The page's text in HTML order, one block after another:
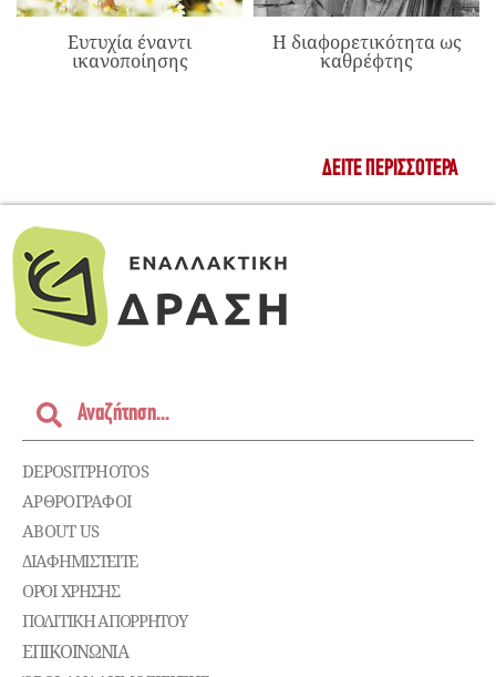
Ευτυχία έναντι
ικανοποίησης
Η διαφορετικότητα ως
καθρέφτης
ΔΕΊΤΕ ΠΕΡΙΣΣΌΤΕΡΑ
DEPOSITPHOTOS
ΑΡΘΡΟΓΡΑΦΟΙ
ABOUT US
ΔΙΑΦΗΜΙΣΤΕΊΤΕ
ΌΡΟΙ ΧΡΉΣΗΣ
ΠΟΛΙΤΙΚΉ ΑΠΟΡΡΉΤΟΥ
ΕΠΙΚΟΙΝΩΝΊΑ